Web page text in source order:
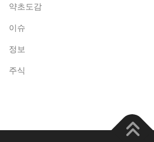
약초도감
이슈
정보
주식